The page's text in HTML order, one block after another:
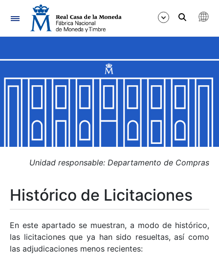
Navegación
Mostrar/Ocultar
Mostrar/Ocultar
Mostrar/Ocultar
Mostrar/Ocultar
Mostrar/Ocultar
Unidad responsable: Departamento de Compras
Histórico de Licitaciones
En este apartado se muestran, a modo de histórico,
las licitaciones que ya han sido resueltas, así como
las adjudicaciones menos recientes: